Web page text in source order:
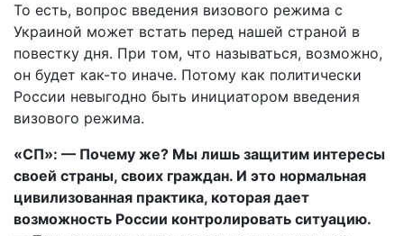
То есть, вопрос введения визового режима с
Украиной может встать перед нашей страной в
повестку дня. При том, что называться, возможно,
он будет как-то иначе. Потому как политически
России невыгодно быть инициатором введения
визового режима.
«СП»: — Почему же? Мы лишь защитим интересы
своей страны, своих граждан. И это нормальная
цивилизованная практика, которая дает
возможность России контролировать ситуацию.